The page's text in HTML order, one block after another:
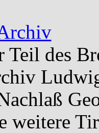
Teil des
weitere